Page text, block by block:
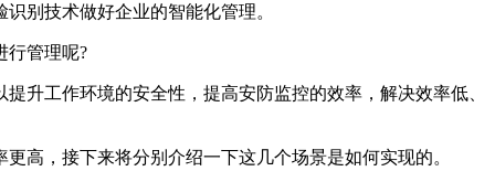
别技术做好企业的智能化管理。
行管理呢?
升工作环境的安全性，提高安防监控的效率，解决效率低、
高，接下来将分别介绍一下这几个场景是如何实现的。